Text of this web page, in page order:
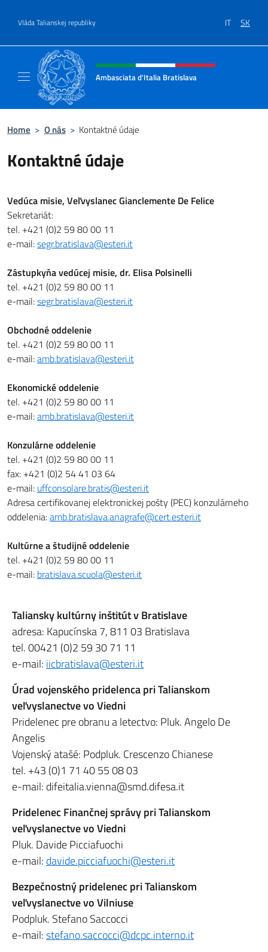
Vláda Talianskej republiky IT SK
Header, social and menu of site
Ambasciata d'Italia Bratislava
Home > O nás > Kontaktné údaje
Kontaktné údaje
Vedúca misie, Veľvyslanec Gianclemente De Felice
Sekretariát:
tel. +421 (0)2 59 80 00 11
e-mail:segr.bratislava@esteri.it
Zástupkyňa vedúcej misie, dr. Elisa Polsinelli
tel. +421 (0)2 59 80 00 11
e-mail:segr.bratislava@esteri.it
Obchodné oddelenie
tel. +421 (0)2 59 80 00 11
e-mail:amb.bratislava@esteri.it
Ekonomické oddelenie
tel. +421 (0)2 59 80 00 11
e-mail:amb.bratislava@esteri.it
Konzulárne oddelenie
tel. +421 (0)2 59 80 00 11
fax: +421 (0)2 54 41 03 64
e-mail: uffconsolare.bratis@esteri.it
Adresa certifikovanej elektronickej pošty (PEC) konzulárneho
oddelenia:amb.bratislava.anagrafe@cert.esteri.it
Kultúrne a študijné oddelenie
tel. +421 (0)2 59 80 00 11
e-mail: bratislava.scuola@esteri.it
Taliansky kultúrny inštitút v Bratislave
adresa: Kapucínska 7, 811 03 Bratislava
tel. 00421 (0)2 59 30 71 11
e-mail: iicbratislava@esteri.it
Úrad vojenského pridelenca pri Talianskom
veľvyslanectve vo Viedni
Pridelenec pre obranu a letectvo: Pluk. Angelo De
Angelis
Vojenský atašé: Podpluk. Crescenzo Chianese
tel. +43 (0)1 71 40 55 08 03
e-mail: difeitalia.vienna@smd.difesa.it
Pridelenec Finančnej správy pri Talianskom
veľvyslanectve vo Viedni
Pluk. Davide Picciafuochi
e-mail: davide.picciafuochi@esteri.it
Bezpečnostný pridelenec pri Talianskom
veľvyslanectve vo Vilniuse
Podpluk. Stefano Saccocci
e-mail:stefano.saccocci@dcpc.interno.it